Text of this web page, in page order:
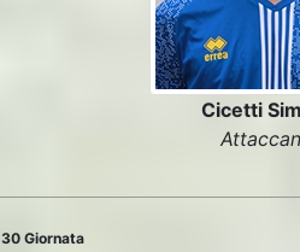
Cicetti
30 Giornata